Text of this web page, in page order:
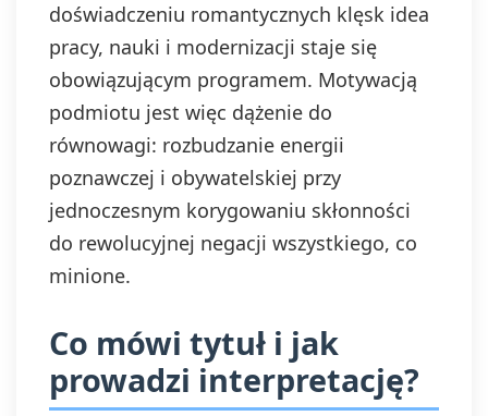
doświadczeniu romantycznych klęsk idea
pracy, nauki i modernizacji staje się
obowiązującym programem. Motywacją
podmiotu jest więc dążenie do
równowagi: rozbudzanie energii
poznawczej i obywatelskiej przy
jednoczesnym korygowaniu skłonności
do rewolucyjnej negacji wszystkiego, co
minione.
Co mówi tytuł i jak
prowadzi interpretację?